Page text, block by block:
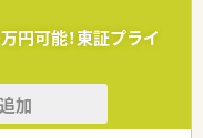
円可能！東証プライ
加